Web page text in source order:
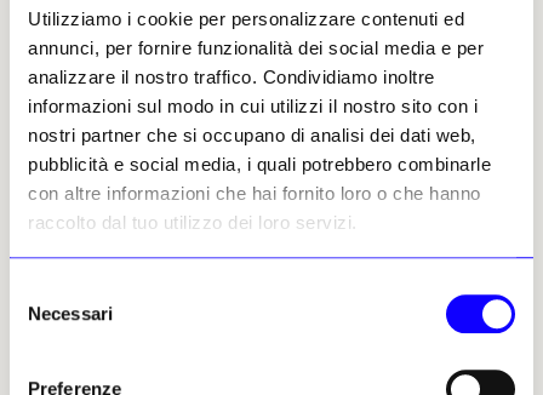
Utilizziamo i cookie per personalizzare contenuti ed
annunci, per fornire funzionalità dei social media e per
analizzare il nostro traffico. Condividiamo inoltre
informazioni sul modo in cui utilizzi il nostro sito con i
nostri partner che si occupano di analisi dei dati web,
pubblicità e social media, i quali potrebbero combinarle
con altre informazioni che hai fornito loro o che hanno
raccolto dal tuo utilizzo dei loro servizi.
delNecessari
Preferenze
interni in tutto simili a quelli delle più
nobili dimore del ‘400 e ‘500, serviti però
dalle novità più aggiornate, dall’acqua
corrente all’elettricità. Abitato dagli eredi
fino al 1974, il palazzo fu poi venduto a
Regione Lombardia, che s’impegnò a
conservare negli spazi originari le
collezioni, conferite a una Fondazione,
Ada Masoero